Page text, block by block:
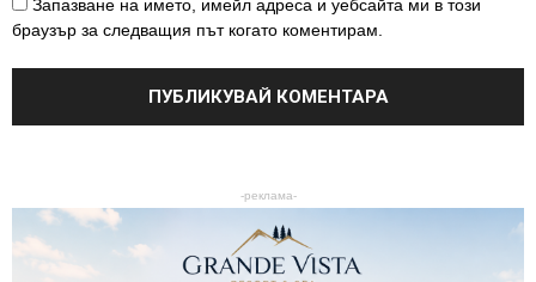
Запазване на името, имейл адреса и уебсайта ми в този
браузър за следващия път когато коментирам.
-реклама-